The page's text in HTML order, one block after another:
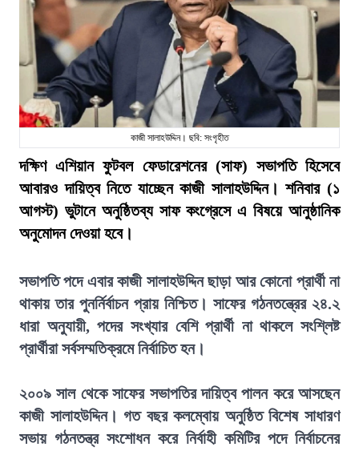
কাজী সালাহউদ্দিন। ছবি: সংগৃহীত
দক্ষিণ এশিয়ান ফুটবল ফেডারেশনের (সাফ) সভাপতি হিসেবে
আবারও দায়িত্ব নিতে যাচ্ছেন কাজী সালাহউদ্দিন। শনিবার (১
আগস্ট) ভুটানে অনুষ্ঠিতব্য সাফ কংগ্রেসে এ বিষয়ে আনুষ্ঠানিক
অনুমোদন দেওয়া হবে।
সভাপতি পদে এবার কাজী সালাহউদ্দিন ছাড়া আর কোনো প্রার্থী না
থাকায় তার পুনর্নির্বাচন প্রায় নিশ্চিত। সাফের গঠনতন্ত্রের ২৪.২
ধারা অনুযায়ী, পদের সংখ্যার বেশি প্রার্থী না থাকলে সংশ্লিষ্ট
প্রার্থীরা সর্বসম্মতিক্রমে নির্বাচিত হন।
২০০৯ সাল থেকে সাফের সভাপতির দায়িত্ব পালন করে আসছেন
কাজী সালাহউদ্দিন। গত বছর কলম্বোয় অনুষ্ঠিত বিশেষ সাধারণ
সভায় গঠনতন্ত্র সংশোধন করে নির্বাহী কমিটির পদে নির্বাচনের